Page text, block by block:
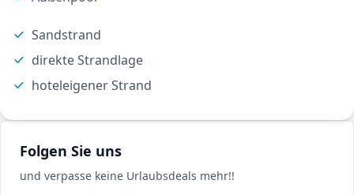
Sandstrand
direkte Strandlage
hoteleigener Strand
Folgen Sie uns
und verpasse keine Urlaubsdeals mehr!!